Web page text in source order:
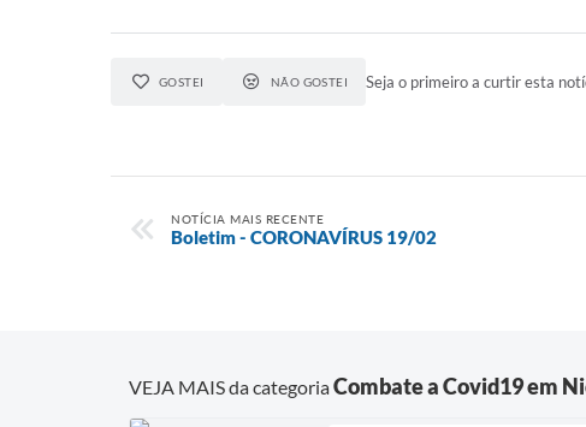
GOSTEI NÃO GOSTEI Seja o primeiro a curtir esta
NOTÍCIA MAIS RECENTE
Boletim - CORONAVÍRUS 19/02
VEJA MAIS da categoriaCombate a Covid19 em